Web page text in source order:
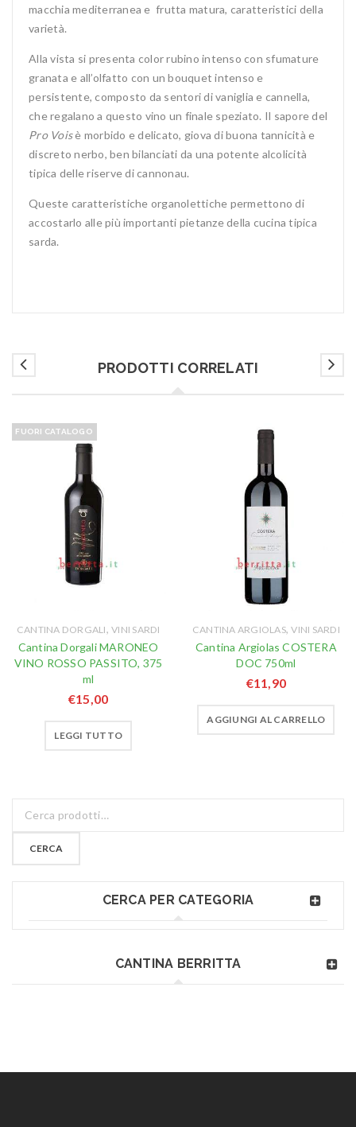
macchia mediterranea e frutta matura, caratteristici della
varietà.
Alla vista si presenta color rubino intenso con sfumature
granata e all’olfatto con un bouquet intenso e
persistente, composto da sentori di vaniglia e cannella,
che regalano a questo vino un finale speziato. Il sapore del
Pro Voisè morbido e delicato, giova di buona tannicità e
discreto nerbo, ben bilanciati da una potente alcolicità
tipica delle riserve di cannonau.
Queste caratteristiche organolettiche permettono di
accostarlo alle più importanti pietanze della cucina tipica
sarda.
PRODOTTI CORRELATI
FUORI CATALOGO
CANTINA DORGALI,VINI SARDI
Cantina Dorgali MARONEO
VINO ROSSO PASSITO, 375
ml
€15,00
LEGGI TUTTO
CANTINA ARGIOLAS,VINI SARDI
Cantina Argiolas COSTERA
DOC 750ml
€11,90
AGGIUNGI AL CARRELLO
CERCA
CERCA PER CATEGORIA
CANTINA BERRITTA